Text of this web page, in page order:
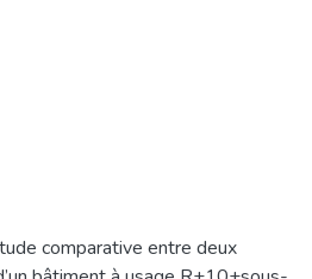
comparative entre deux